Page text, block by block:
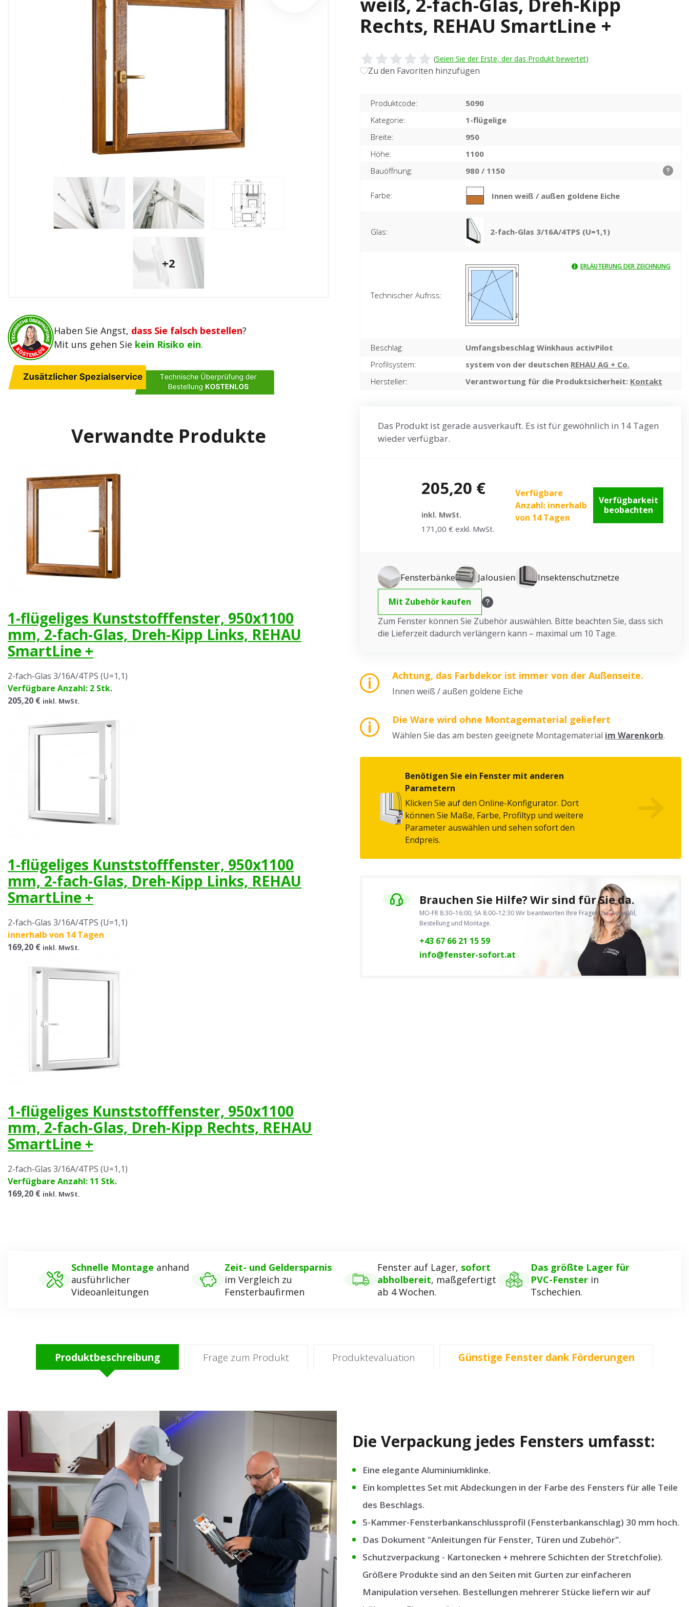
Rechts, REHAU SmartLine +
(Seien Sie der Erste, der das Produkt bewertet)
Zu den Favoriten hinzufügen
+2
Haben Sie Angst, dass Sie falsch bestellen?
Mit uns gehen Sie kein Risiko ein.
Verwandte Produkte
1-flügeliges Kunststofffenster, 950x1100
mm, 2-fach-Glas, Dreh-Kipp Links, REHAU
SmartLine +
2-fach-Glas 3/16A/4TPS (U=1,1)
Verfügbare Anzahl: 2 Stk.
205,20 € inkl. MwSt.
1-flügeliges Kunststofffenster, 950x1100
mm, 2-fach-Glas, Dreh-Kipp Links, REHAU
SmartLine +
2-fach-Glas 3/16A/4TPS (U=1,1)
innerhalb von 14 Tagen
169,20 € inkl. MwSt.
1-flügeliges Kunststofffenster, 950x1100
mm, 2-fach-Glas, Dreh-Kipp Rechts, REHAU
SmartLine +
2-fach-Glas 3/16A/4TPS (U=1,1)
Verfügbare Anzahl: 11 Stk.
169,20 € inkl. MwSt.
Produktcode:
5090
Kategorie:
1-flügelige
Breite:
950
Höhe:
1100
Bauöffnung:
980 / 1150
Farbe: Innen weiß / außen goldene Eiche
Glas: 2-fach-Glas 3/16A/4TPS (U=1,1)
Technischer Aufriss:
ERLÄUTERUNG DER ZEICHNUNG
Beschlag:
Umfangsbeschlag Winkhaus activPilot
Profilsystem:
system von der deutschen REHAU AG + Co.
Hersteller:
Verantwortung für die Produktsicherheit: Kontakt
Das Produkt ist gerade ausverkauft. Es ist für gewöhnlich in 14 Tagen
wieder verfügbar.
205,20 €
inkl. MwSt.
171,00 € exkl. MwSt.
Verfügbare
Anzahl: innerhalb
von 14 Tagen
Verfügbarkeit
beobachten
Fensterbänke Jalousien Insektenschutznetze
Mit Zubehör kaufen
Zum Fenster können Sie Zubehör auswählen. Bitte beachten Sie, dass sich
die Lieferzeit dadurch verlängern kann – maximal um 10 Tage.
Achtung, das Farbdekor ist immer von der Außenseite.
Innen weiß / außen goldene Eiche
Die Ware wird ohne Montagematerial geliefert
Wählen Sie das am besten geeignete Montagematerial im Warenkorb.
Benötigen Sie ein Fenster mit anderen
Parametern
Klicken Sie auf den Online-Konfigurator. Dort
können Sie Maße, Farbe, Profiltyp und weitere
Parameter auswählen und sehen sofort den
Endpreis.
Brauchen Sie Hilfe? Wir sind für Sie da.
MO-FR 8:30–16:00, SA 8:00–12:30Wir beantworten Ihre Fragen zur Auswahl,
Bestellung und Montage.
+43 67 66 21 15 59
info@fenster-sofort.at
Schnelle Montage anhand
ausführlicher
Videoanleitungen
Zeit- und Geldersparnis
im Vergleich zu
Fensterbaufirmen
Fenster auf Lager, sofort
abholbereit, maßgefertigt
ab 4 Wochen.
Das größte Lager für
PVC-Fensterin
Tschechien.
Produktbeschreibung Frage zum Produkt Produktevaluation Günstige Fenster dank Förderungen
Die Verpackung jedes Fensters umfasst:
Eine elegante Aluminiumklinke.
Ein komplettes Set mit Abdeckungen in der Farbe des Fensters für alle Teile
des Beschlags.
5-Kammer-Fensterbankanschlussprofil (Fensterbankanschlag) 30 mm hoch.
Das Dokument "Anleitungen für Fenster, Türen und Zubehör".
Schutzverpackung - Kartonecken + mehrere Schichten der Stretchfolie).
Größere Produkte sind an den Seiten mit Gurten zur einfacheren
Manipulation versehen. Bestellungen mehrerer Stücke liefern wir auf